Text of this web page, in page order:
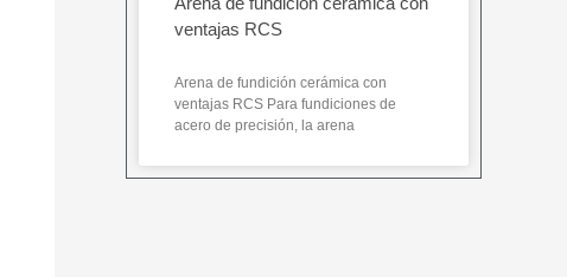
ventajas RCS
Arena de fundición cerámica con
ventajas RCS Para fundiciones de
acero de precisión, la arena